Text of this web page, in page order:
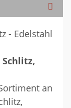
- Edelstahl
an